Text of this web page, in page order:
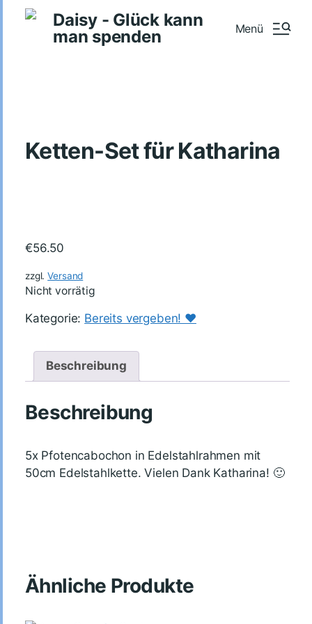
Daisy - Glück kann
man spenden
Menü
Ketten-Set für Katharina
€56.50
zzgl.Versand
Nicht vorrätig
Kategorie: Bereits vergeben! ♥️
Beschreibung
Beschreibung
5x Pfotencabochon in Edelstahlrahmen mit
50cm Edelstahlkette. Vielen Dank Katharina! 🙂
Ähnliche Produkte